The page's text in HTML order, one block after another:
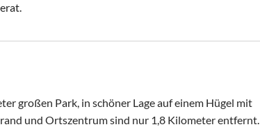
großen Park, in schöner Lage auf einem Hügel mit
und Ortszentrum sind nur 1,8 Kilometer entfernt.